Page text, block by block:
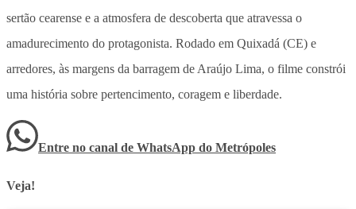
sertão cearense e a atmosfera de descoberta que atravessa o
amadurecimento do protagonista. Rodado em Quixadá (CE) e
arredores, às margens da barragem de Araújo Lima, o filme constrói
uma história sobre pertencimento, coragem e liberdade.
Entre no canal de WhatsApp do Metrópoles
Veja!